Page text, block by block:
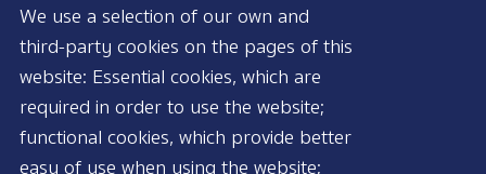
We use a selection of our own and
third-party cookies on the pages of this
website: Essential cookies, which are
required in order to use the website;
functional cookies, which provide better